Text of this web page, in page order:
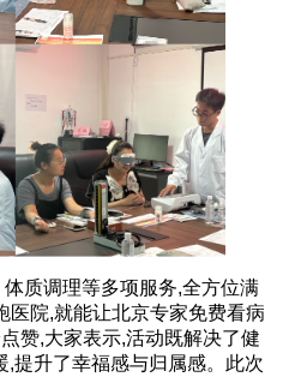
质调理等多项服务,全方位满
医院,就能让北京专家免费看病
赞,大家表示,活动既解决了健
,提升了幸福感与归属感。此次